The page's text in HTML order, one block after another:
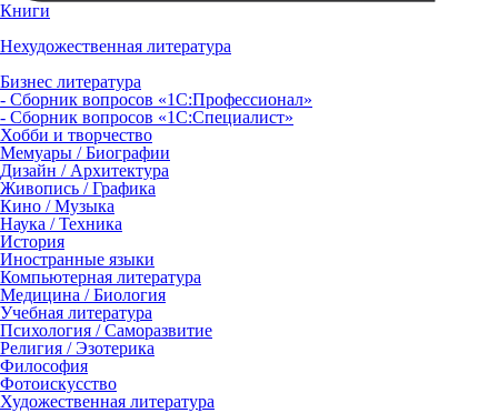
Книги
Нехудожественная литература
Бизнес литература
- Сборник вопросов «1С:Профессионал»
- Сборник вопросов «1С:Специалист»
Хобби и творчество
Мемуары / Биографии
Дизайн / Архитектура
Живопись / Графика
Кино / Музыка
Наука / Техника
История
Иностранные языки
Компьютерная литература
Медицина / Биология
Учебная литература
Психология / Саморазвитие
Религия / Эзотерика
Философия
Фотоискусство
Художественная литература